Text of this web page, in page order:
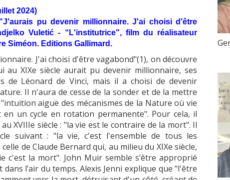
2024)
pu devenir millionnaire. J'ai choisi d'être
Vuletić - “L'institutrice", film du réalisateur
Siméon. Editions Gallimard.
J'ai choisi d'être vagabond"(1), on découvre
XIXe siècle aurait pu devenir millionnaire, ses
de Léonard de Vinci, mais il a choisi de devenir
Il n'aura de cesse de la sonder et de la mettre
aiguë des mécanismes de la Nature où vie
un cycle en rotation permanente". Pour cela, il
XVIIIe siècle : "la vie est le contraire de la mort". Il
suivant : "la vie, c'est l'ensemble de tous les
de Claude Bernard qui, au milieu du XIXe siècle,
la mort". John Muir semble s’être approprié
l’air du temps. Alexis Jenni explique que "l'être